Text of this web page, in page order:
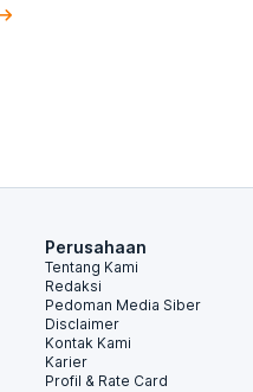
Perusahaan
Tentang Kami
Redaksi
Pedoman Media Siber
Disclaimer
Kontak Kami
Karier
Profil & Rate Card